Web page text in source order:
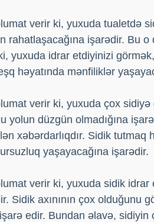
verir ki, yuxuda tualetdə
rahatlaşacağına işarədir. Bu
yuxuda idrar etdiyinizi
həyatında mənfiliklər
verir ki, yuxuda çox
yolun düzgün olmadığına
xəbərdarlıqdır. Sidik
yaşayacağına işarədir.
verir ki, yuxuda sidik idrar
Sidik axınının çox
edir. Bundan əlavə, sidiyin